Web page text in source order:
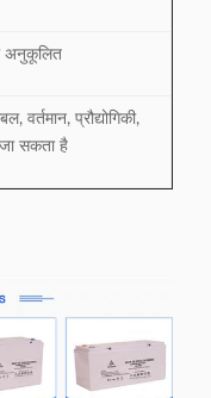
अनुकूलित
प्रौद्योगिकी,
सकता है